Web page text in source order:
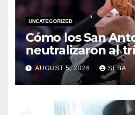
UNCATEGORIZED
Cómo los San
neutralizaron al
estrellas de los
en las Finales de
AUGUST 5, 2026 SEBA